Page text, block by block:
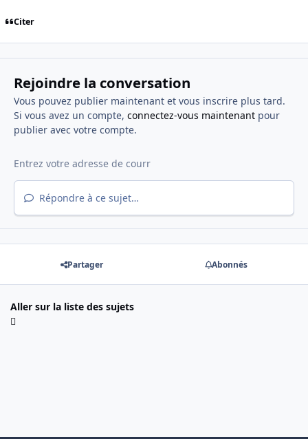
Citer
Rejoindre la conversation
Vous pouvez publier maintenant et vous inscrire plus tard.
Si vous avez un compte, connectez-vous maintenantpour
publier avec votre compte.
Répondre à ce sujet…
Partager Abonnés
Aller sur la liste des sujets